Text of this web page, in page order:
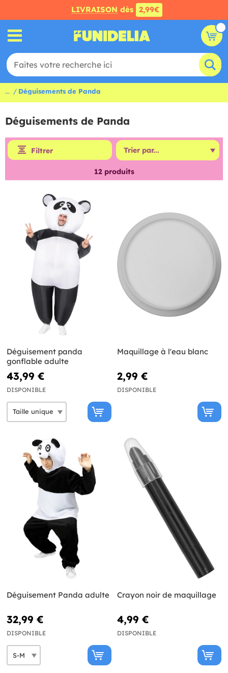
LIVRAISON dès 2,99€
... Déguisements de Panda
Déguisements de Panda
Filtrer
12produits
Déguisement panda
gonflable adulte
43,99 €
DISPONIBLE
Maquillage à l'eau blanc
2,99 €
DISPONIBLE
Déguisement Panda adulte
32,99 €
DISPONIBLE
Crayon noir de maquillage
4,99 €
DISPONIBLE